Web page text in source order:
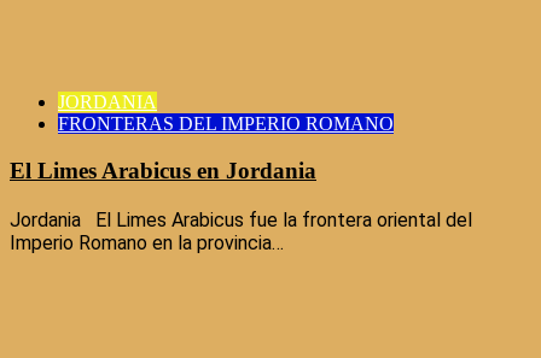
JORDANIA
FRONTERAS DEL IMPERIO ROMANO
El Limes Arabicus en Jordania
Jordania El Limes Arabicus fue la frontera oriental del
Imperio Romano en la provincia…